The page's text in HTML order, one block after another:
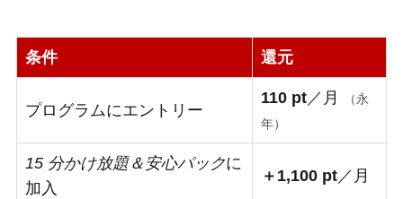
条件 還元
プログラムにエントリー
110 pt／月
（永
年）
15 分かけ放題＆安心パックに
加入
＋1,100 pt／月